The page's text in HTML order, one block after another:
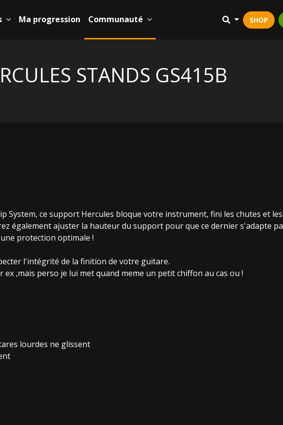
Ma progression Communauté SHOP
STANDS GS415B
System, ce support Hercules bloque votre instrument, fini les chutes et
également ajuster la hauteur du support pour que ce dernier s'adapte
protection optimale !
l'intégrité de la finition de votre guitare.
,mais perso je lui met quand meme un petit chiffon au cas ou !
lourdes ne glissent